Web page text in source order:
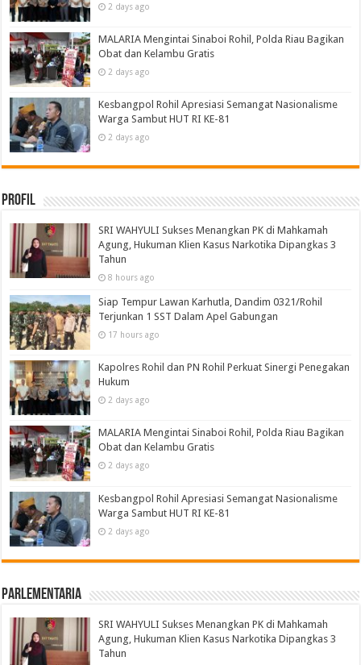
2 days ago
MALARIA Mengintai Sinaboi Rohil, Polda Riau Bagikan
Obat dan Kelambu Gratis
2 days ago
Kesbangpol Rohil Apresiasi Semangat Nasionalisme
Warga Sambut HUT RI KE-81
2 days ago
Profil
SRI WAHYULI Sukses Menangkan PK di Mahkamah
Agung, Hukuman Klien Kasus Narkotika Dipangkas 3
Tahun
8 hours ago
Siap Tempur Lawan Karhutla, Dandim 0321/Rohil
Terjunkan 1 SST Dalam Apel Gabungan
17 hours ago
Kapolres Rohil dan PN Rohil Perkuat Sinergi Penegakan
Hukum
2 days ago
MALARIA Mengintai Sinaboi Rohil, Polda Riau Bagikan
Obat dan Kelambu Gratis
2 days ago
Kesbangpol Rohil Apresiasi Semangat Nasionalisme
Warga Sambut HUT RI KE-81
2 days ago
Parlementaria
SRI WAHYULI Sukses Menangkan PK di Mahkamah
Agung, Hukuman Klien Kasus Narkotika Dipangkas 3
Tahun